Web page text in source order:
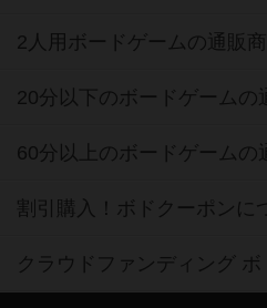
2人用ボードゲームの通販
20分以下のボードゲームの
60分以上のボードゲームの
割引購入！ボドクーポンに
クラウドファンディング ボ